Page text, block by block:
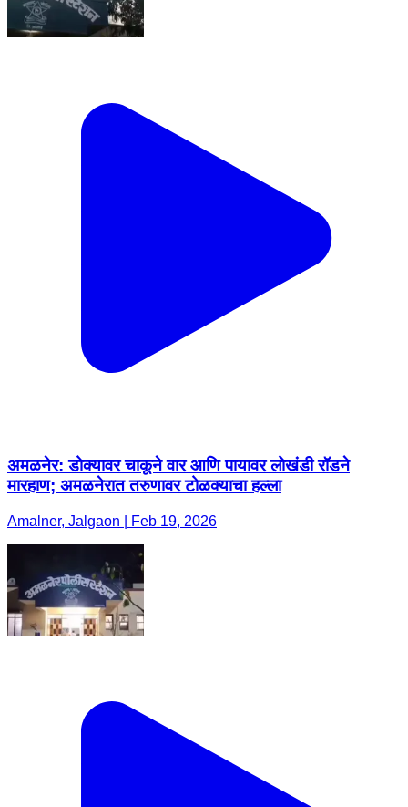
अमळनेर: डोक्यावर चाकूने वार आणि पायावर लोखंडी रॉडने
मारहाण; अमळनेरात तरुणावर टोळक्याचा हल्ला
Amalner, Jalgaon | Feb 19, 2026